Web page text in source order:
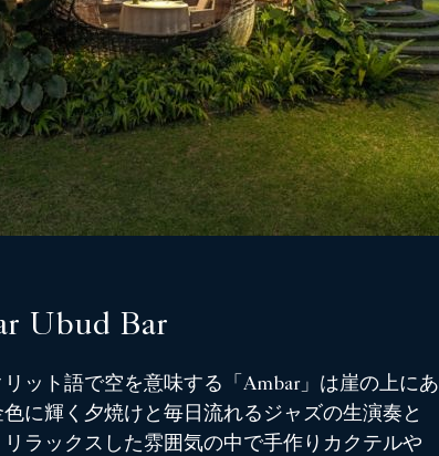
Ubud Bar
ット語で空を意味する「Ambar」は崖の上にあ
色に輝く夕焼けと毎日流れるジャズの生演奏と
リラックスした雰囲気の中で手作りカクテルや